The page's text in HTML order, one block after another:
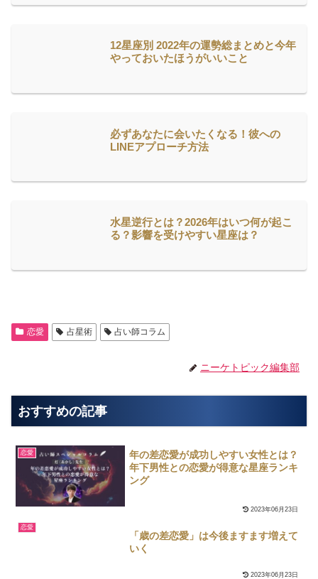
12星座別 2022年の運勢総まとめと今年
やっておいたほうがいいこと
必ずあなたに会いたくなる！彼への
LINEアプローチ方法
水星逆行とは？2026年はいつ何が起こ
る？影響を受けやすい星座は？
恋愛 占星術 占い師コラム
ニーケトピック編集部
おすすめの記事
恋愛
年の差恋愛が成功しやすい女性とは？
年下男性との恋愛が得意な星座ランキ
ング
2023年06月23日
恋愛
「歳の差恋愛」は今後ますます増えて
いく
2023年06月23日